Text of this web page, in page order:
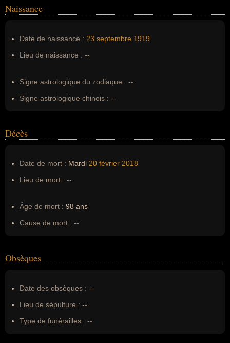
Nom de famille :--
Naissance
Date de naissance : 23 septembre 1919
Lieu de naissance : --
Signe astrologique du zodiaque : --
Signe astrologique chinois : --
Décès
Date de mort : Mardi 20 février 2018
Lieu de mort : --
Âge de mort : 98 ans
Cause de mort : --
Obsèques
Date des obsèques : --
Lieu de sépulture : --
Type de funérailles : --